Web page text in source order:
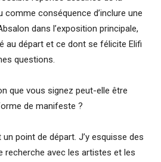
comme conséquence d’inclure une
dans l’exposition principale,
au départ et ce dont se félicite Elifi
questions.
que vous signez peut-elle être
de manifeste ?
point de départ. J’y esquisse des
recherche avec les artistes et les